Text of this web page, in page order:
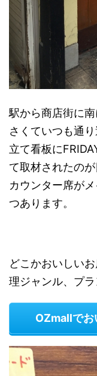
駅から商店街に
さくていつも通
立て看板に
て取材されたのが
カウンター席が
つあります。
どこかおいしい
理ジャンル、プ
OZmallでお